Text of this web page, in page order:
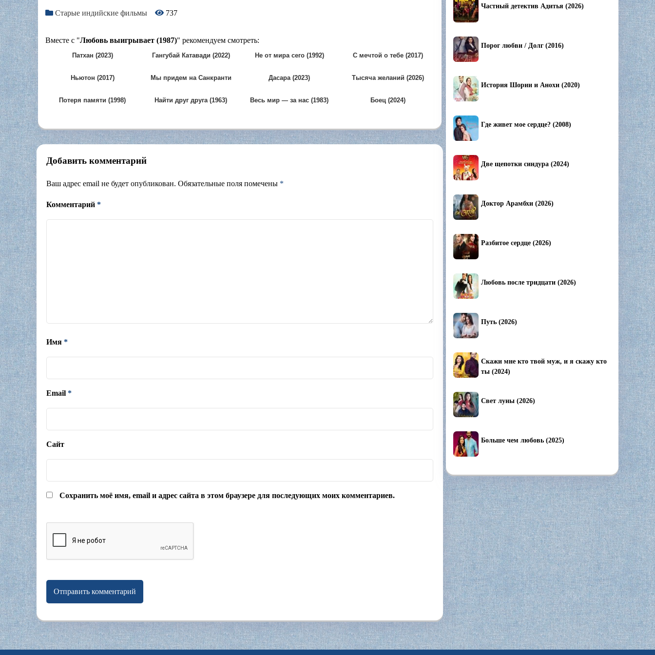
Старые индийские фильмы 737
Вместе с "Любовь выигрывает (1987)" рекомендуем смотреть:
Патхан (2023) Гангубай Катавади (2022) Не от мира сего (1992) С мечтой о тебе (2017)
Ньютон (2017)
Мы придем на Санкранти
Дасара (2023) Тысяча желаний (2026)
Потеря памяти (1998) Найти друг друга (1963) Весь мир — за нас (1983) Боец (2024)
Добавить комментарий
Ваш адрес email не будет опубликован. Обязательные поля помечены *
Комментарий *
Имя *
Email *
Сайт
Сохранить моё имя, email и адрес сайта в этом браузере для последующих моих комментариев.
Частный детектив Адитья (2026)
Порог любви / Долг (2016)
История Шории и Анохи (2020)
Где живет мое сердце? (2008)
Две щепотки синдура (2024)
Доктор Арамбхи (2026)
Разбитое сердце (2026)
Любовь после тридцати (2026)
Путь (2026)
Скажи мне кто твой муж, и я скажу кто
ты (2024)
Свет луны (2026)
Больше чем любовь (2025)